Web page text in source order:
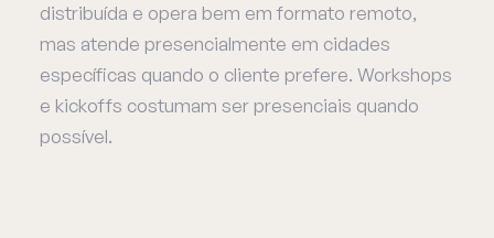
distribuída e opera bem em formato remoto,
mas atende presencialmente em cidades
específicas quando o cliente prefere. Workshops
e kickoffs costumam ser presenciais quando
possível.